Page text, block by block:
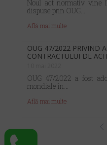
Noul act normativ vine
dispuse prin OUG...
Află mai multe
OUG 47/2022 PRIVIND
CONTRACTULUI DE
OUG 47/2022 a fost
mondiale în...
Află mai multe